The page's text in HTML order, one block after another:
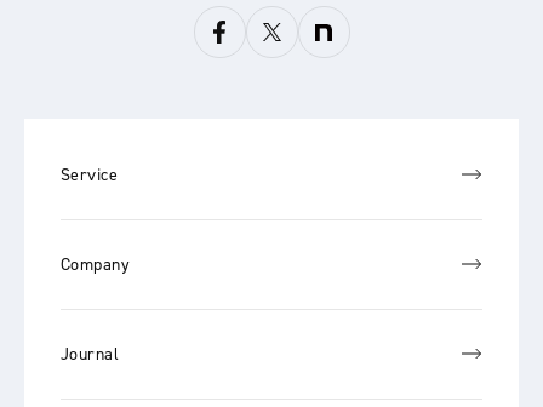
Service
Company
Journal